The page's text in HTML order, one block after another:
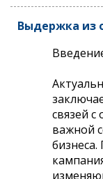
Выдержка из
связей
важной